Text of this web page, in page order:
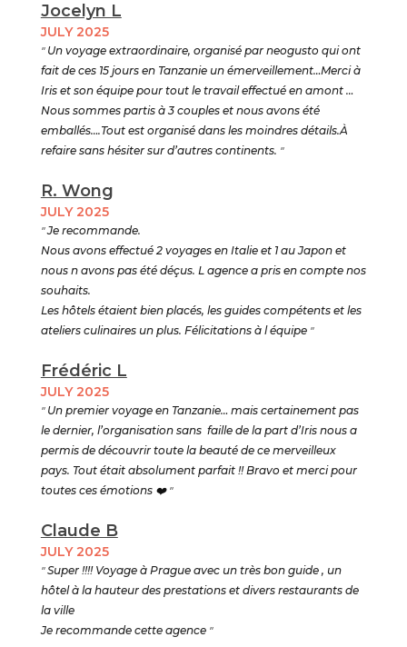
Jocelyn L
JULY 2025
" Un voyage extraordinaire, organisé par neogusto qui ont
fait de ces 15 jours en Tanzanie un émerveillement…Merci à
Iris et son équipe pour tout le travail effectué en amont …
Nous sommes partis à 3 couples et nous avons été
emballés….Tout est organisé dans les moindres détails.À
refaire sans hésiter sur d’autres continents. "
R. Wong
JULY 2025
"Je recommande.
Nous avons effectué 2 voyages en Italie et 1 au Japon et
nous n avons pas été déçus. L agence a pris en compte nos
souhaits.
Les hôtels étaient bien placés, les guides compétents et les
ateliers culinaires un plus. Félicitations à l équipe "
Frédéric L
JULY 2025
" Un premier voyage en Tanzanie… mais certainement pas
le dernier, l’organisation sans faille de la part d’Iris nous a
permis de découvrir toute la beauté de ce merveilleux
pays. Tout était absolument parfait !! Bravo et merci pour
toutes ces émotions❤️ "
Claude B
JULY 2025
"Super !!!! Voyage à Prague avec un très bon guide , un
hôtel à la hauteur des prestations et divers restaurants de
la ville
Je recommande cette agence"